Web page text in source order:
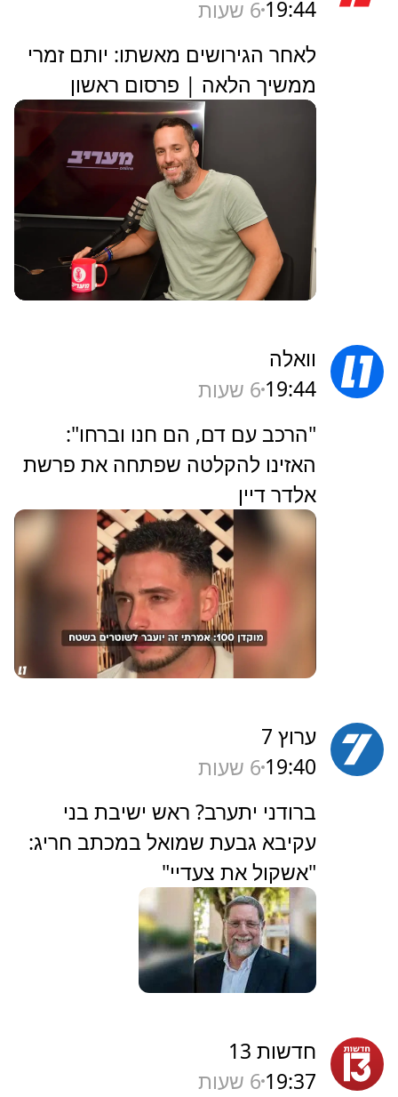
19:44 6 שעות
לאחר הגירושים מאשתו: יותם זמרי
ממשיך הלאה | פרסום ראשון
וואלה
19:44 6 שעות
"הרכב עם דם, הם חנו וברחו":
האזינו להקלטה שפתחה את פרשת
אלדר דיין
ערוץ 7
19:40 6 שעות
‏ברודני יתערב? ראש ישיבת בני
עקיבא גבעת שמואל במכתב חריג:
"אשקול את צעדיי"
חדשות 13
19:37 6 שעות